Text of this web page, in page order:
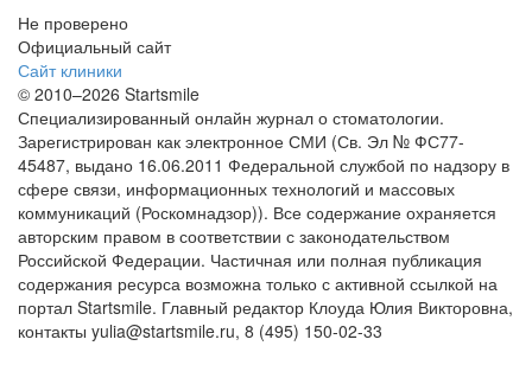
Не проверено
Официальный сайт
Сайт клиники
© 2010–2026 Startsmile
Специализированный онлайн журнал о стоматологии.
Зарегистрирован как электронное СМИ (Св. Эл № ФС77-
45487, выдано 16.06.2011 Федеральной службой по надзору в
сфере связи, информационных технологий и массовых
коммуникаций (Роскомнадзор)). Все содержание охраняется
авторским правом в соответствии с законодательством
Российской Федерации. Частичная или полная публикация
содержания ресурса возможна только с активной ссылкой на
портал Startsmile. Главный редактор Клоуда Юлия Викторовна,
контакты yulia@startsmile.ru, 8 (495) 150-02-33